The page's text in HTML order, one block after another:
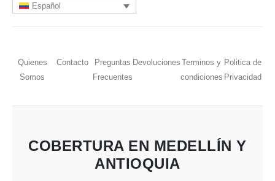
Español
Quienes
Somos
Contacto
Preguntas
Frecuentes
Devoluciones Terminos y
condiciones
Politica de
Privacidad
COBERTURA EN MEDELLÍN Y
ANTIOQUIA